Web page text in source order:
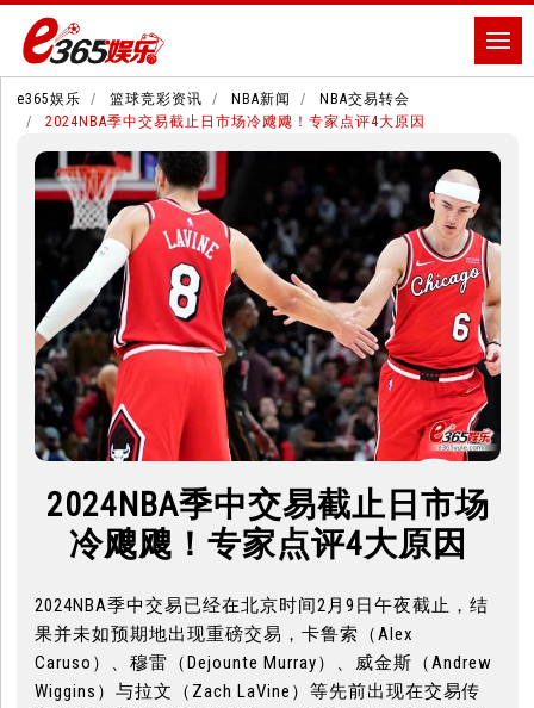
e365娱乐 篮球竞彩资讯 NBA新闻
NBA交易转会
2024NBA季中交易截止日市场冷飕飕！专家点评4大原因
2024NBA季中交易截止日市场
冷飕飕！专家点评4大原因
2024NBA季中交易已经在北京时间2月9日午夜截止，结
果并未如预期地出现重磅交易，卡鲁索（Alex
Caruso）、穆雷（Dejounte Murray）、威金斯（Andrew
Wiggins）与拉文（Zach LaVine）等先前出现在交易传